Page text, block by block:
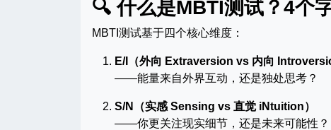
🔍 什么是MBTI测试？4个
MBTI测试基于四个核心维度：
E/I（外向 Extraversion vs 内向
——能量来自外界互动，还是独处思考？
S/N（实感 Sensing vs 直觉 iNtuition）
——你更关注现实细节，还是未来可能性？